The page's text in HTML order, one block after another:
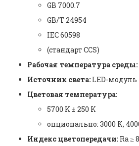
GB 7000.7
GB/T 24954
IEC 60598
(стандарт CCS)
Рабочая температура среды:
Источник света: LED-модуль
Цветовая температура:
5700 K ± 250 K
опционально: 3000 K,
Индекс цветопередачи: Ra ≥